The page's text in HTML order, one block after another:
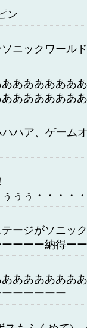
ン
ニックワールド
ああああああ
ああああああ
ハア、ゲーム
ぅぅ・・・・・
ージがソニッ
ーーー納得ー
ああああああ
ーーーーー